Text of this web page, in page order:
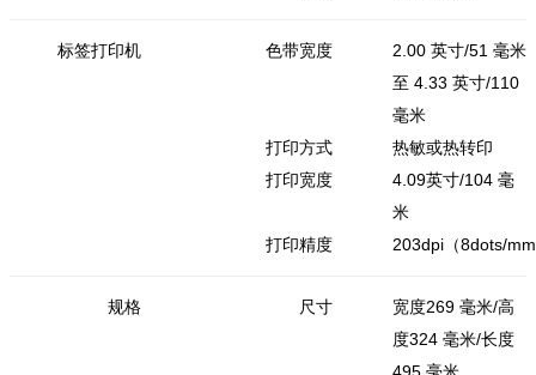
标签打印机 色带宽度
2.00 英寸/51 毫米
至 4.33 英寸/110
毫米
打印方式
热敏或热转印
打印宽度
4.09英寸/104 毫
米
打印精度
203dpi（8dots/
规格 尺寸
宽度269 毫米/高
度324 毫米/长度